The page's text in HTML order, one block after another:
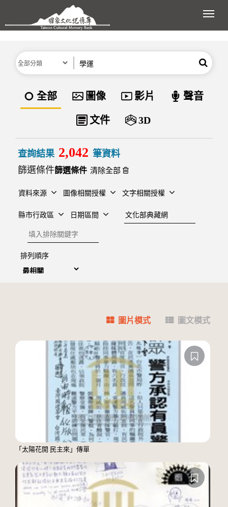
跳到主要內容區塊
展
分類 搜尋
資料類型
全部 圖像 影片 聲音
文件 3D
查詢結果 2,042 筆資料
篩選條件
清除全部
資料來源 圖像相關授權 文字相關授權
縣市行政區 日期區間
建檔單位
排除關鍵字
排列順序
圖片模式 圖文模式
「太陽花開 民主來」傳單